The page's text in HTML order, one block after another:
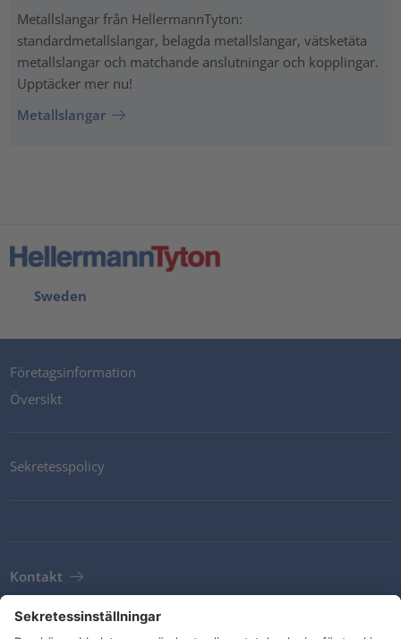
Metallslangar från HellermannTyton:
standardmetallslangar, belagda metallslangar, vätsketäta
metallslangar och matchande anslutningar och kopplingar.
Upptäcker mer nu!
Metallslangar
Sweden
Företagsinformation
Översikt
Sekretesspolicy
Kontakt